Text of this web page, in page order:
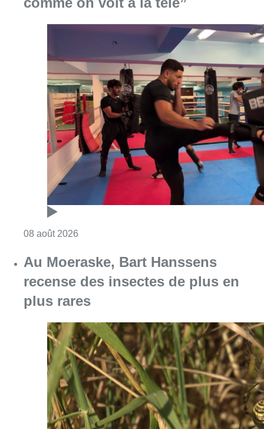
08 août 2026
Au Moeraske, Bart Hanssens
recense des insectes de plus en
plus rares